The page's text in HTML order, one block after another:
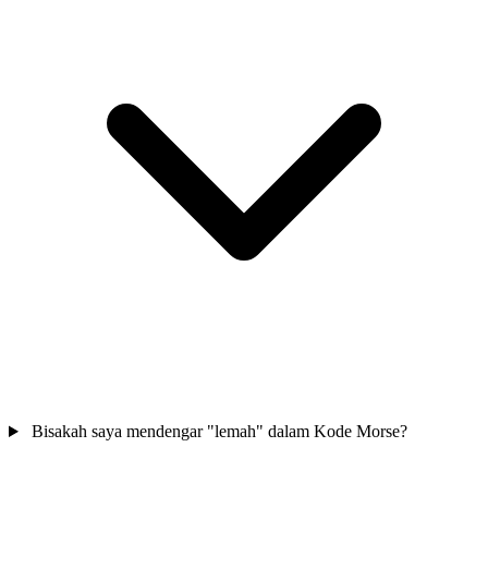
Bisakah saya mendengar "lemah" dalam Kode Morse?